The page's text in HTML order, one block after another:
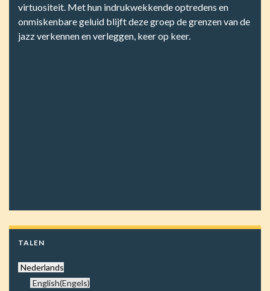
virtuositeit. Met hun indrukwekkende optredens en
onmiskenbare geluid blijft deze groep de grenzen van de
jazz verkennen en verleggen, keer op keer.
TALEN
Nederlands
English(Engels)